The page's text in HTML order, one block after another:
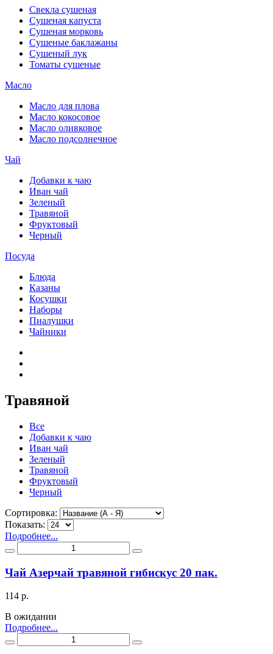
Свекла сушеная
Сушеная капуста
Сушеная морковь
Сушеные баклажаны
Сушеный лук
Томаты сушеные
Масло
Масло для плова
Масло кокосовое
Масло оливковое
Масло подсолнечное
Чай
Добавки к чаю
Иван чай
Зеленый
Травяной
Фруктовый
Черный
Посуда
Блюда
Казаны
Косушки
Наборы
Пиалушки
Чайники
Травяной
Все
Добавки к чаю
Иван чай
Зеленый
Травяной
Фруктовый
Черный
Сортировка:
Показать:
Подробнее...
Чай Азерчай травяной гибискус 20 пак.
114 р.
В ожидании
Подробнее...